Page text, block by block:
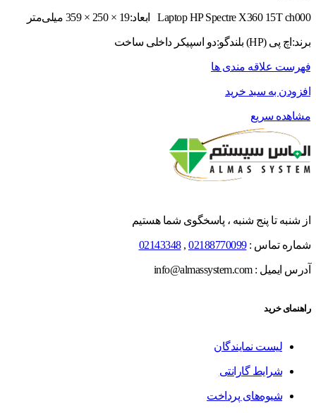
Laptop HP Spectre X360 15T ch000 ابعاد:19 × 250 × 359 میلی‌متر
برند:اچ پی (HP) بلندگو:دو اسپیکر داخلی ساخت
فهرست علاقه مندی ها
افزودن به سبد خرید
مشاهده سریع
از شنبه تا پنج شنبه ، پاسخگوی شما هستیم
شماره تماس :02188770099
,
02143348
آدرس ایمیل : info@almassystem.com
راهنمای خرید
لیست نمایندگان
شرایط گارانتی
شیوه‌های پرداخت